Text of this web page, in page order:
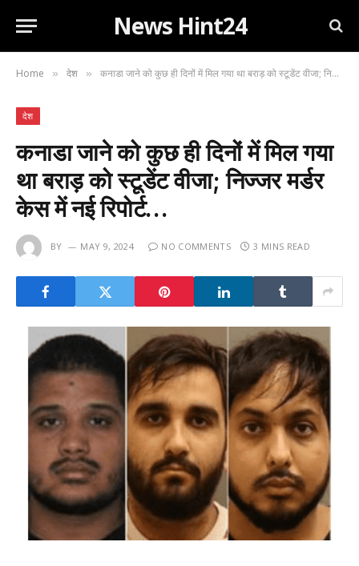
News Hint24
Home » देश » कनाडा जाने को कुछ ही दिनों में मिल गया था बराड़ को स्टूडेंट वीजा; निज्जर मर्डर केस में नई रिपोर्ट…
देश
कनाडा जाने को कुछ ही दिनों में मिल गया
था बराड़ को स्टूडेंट वीजा; निज्जर मर्डर
केस में नई रिपोर्ट…
BY MAY 9, 2024 NO COMMENTS 3 MINS READ